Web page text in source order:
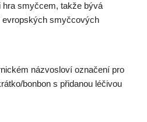
hra smyčcem, takže bývá
evropských smyčcových
názvosloví označení pro
bonbon s přidanou léčivou